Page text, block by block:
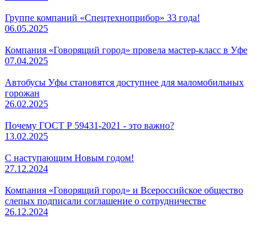
Группе компаний «Спецтехноприбор» 33 года!
06.05.2025
Компания «Говорящий город» провела мастер-класс в Уфе
07.04.2025
Автобусы Уфы становятся доступнее для маломобильных
горожан
26.02.2025
Почему ГОСТ Р 59431-2021 - это важно?
13.02.2025
С наступающим Новым годом!
27.12.2024
Компания «Говорящий город» и Всероссийское общество
слепых подписали соглашение о сотрудничестве
26.12.2024